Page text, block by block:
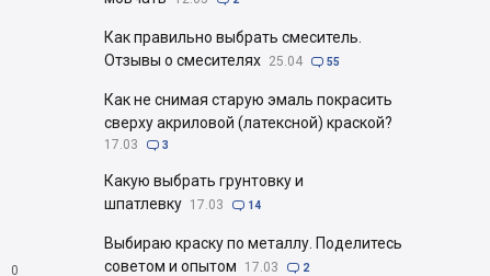
0
Как правильно выбрать смеситель.
Отзывы о смесителях 25.04  55
Как не снимая старую эмаль покрасить
сверху акриловой (латексной) краской?
17.03  3
Какую выбрать грунтовку и
шпатлевку 17.03  14
Выбираю краску по металлу. Поделитесь
советом и опытом
17.03  2